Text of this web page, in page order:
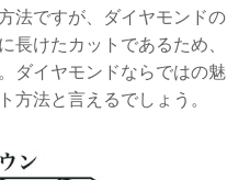
法ですが、ダイヤモンドの
長けたカットであるため、
ダイヤモンドならではの魅
方法と言えるでしょう。